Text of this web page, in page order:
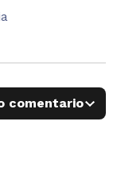
comentario